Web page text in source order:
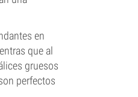
en
que al
gruesos
perfectos